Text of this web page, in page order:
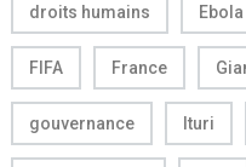
droits humains Ebola
FIFA France
gouvernance Ituri